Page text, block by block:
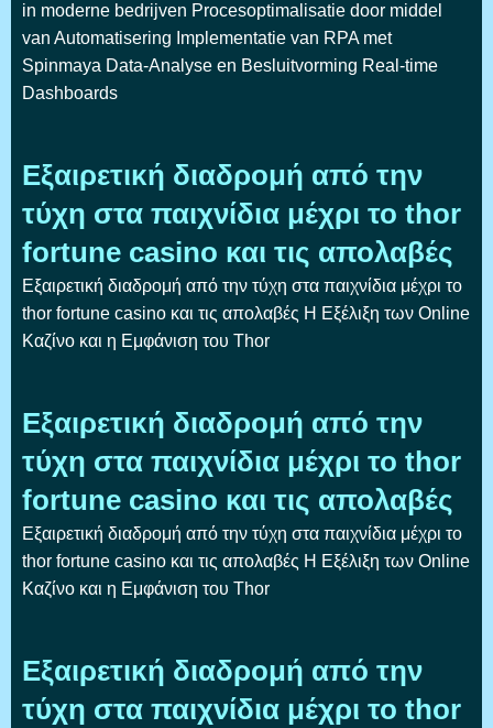
in moderne bedrijven Procesoptimalisatie door middel
van Automatisering Implementatie van RPA met
Spinmaya Data-Analyse en Besluitvorming Real-time
Dashboards
Εξαιρετική διαδρομή από την
τύχη στα παιχνίδια μέχρι το thor
fortune casino και τις απολαβές
Εξαιρετική διαδρομή από την τύχη στα παιχνίδια μέχρι το
thor fortune casino και τις απολαβές Η Εξέλιξη των Online
Καζίνο και η Εμφάνιση του Thor
Εξαιρετική διαδρομή από την
τύχη στα παιχνίδια μέχρι το thor
fortune casino και τις απολαβές
Εξαιρετική διαδρομή από την τύχη στα παιχνίδια μέχρι το
thor fortune casino και τις απολαβές Η Εξέλιξη των Online
Καζίνο και η Εμφάνιση του Thor
Εξαιρετική διαδρομή από την
τύχη στα παιχνίδια μέχρι το thor